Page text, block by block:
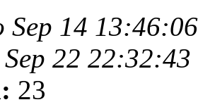
Sep 14
22
23